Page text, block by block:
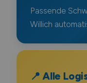
Passende
Willich
📍 Alle